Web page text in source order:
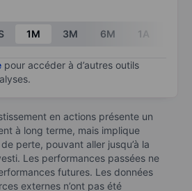
1M 3M 6M 1A
pour accéder à d’autres outils
en actions présente un
à long terme, mais implique
perte, pouvant aller jusqu’à la
Les performances passées ne
futures. Les données
externes n’ont pas été